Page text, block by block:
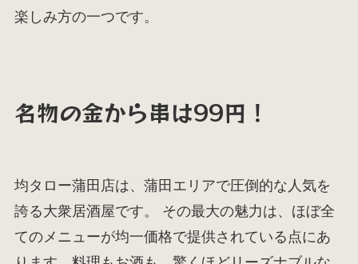
楽しみ方の一つです。
名物の金から串は99円！
均タロー蒲田店は、蒲田エリアで圧倒的な人気を
誇る大衆居酒屋です。 その最大の魅力は、ほぼ全
てのメニューが均一価格で提供されている点にあ